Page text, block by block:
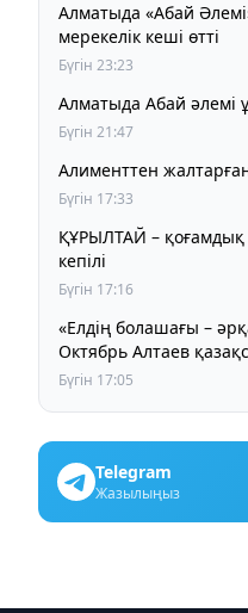
Алматыда «Абай
мерекелік кеші өтті
Бүгін 23:23
Алматыда Абай әлемі
Бүгін 21:47
Алименттен
Бүгін 17:33
ҚҰРЫЛТАЙ – қоғамдық келісімнің конституциялық
кепілі
Бүгін 17:16
«Елдің болашағы –
Октябрь Алтаев
үндеу жасады
Бүгін 17:05
Telegram
Жазылыңыз